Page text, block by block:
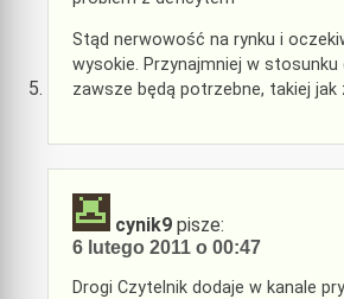
Stąd nerwowość na rynku i
wysokie. Przynajmniej w
zawsze będą potrzebne, takiej jak
cynik9 pisze:
6 lutego 2011 o 00:47
Drogi Czytelnik dodaje w kanale